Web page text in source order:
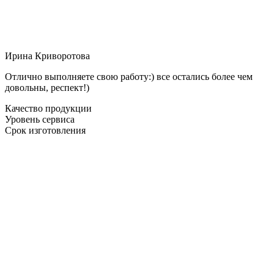
Ирина Криворотова
Отлично выполняете свою работу:) все остались более чем
довольны, респект!)
Качество продукции
Уровень сервиса
Срок изготовления